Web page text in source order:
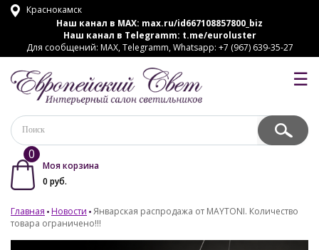
Краснокамск
Наш канал в MAX: max.ru/id667108857800_biz
Наш канал в Telegramm: t.me/euroluster
Для сообщений: MAX, Telegramm, Whatsapp: +7 (967) 639-35-27
☰
0
Моя корзина
0 руб.
Главная Новости Январская распродажа от MAYTONI. Количество
товара ограничено!!!